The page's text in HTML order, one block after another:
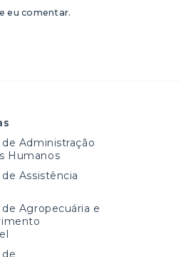
eu comentar.
Administração
Humanos
Assistência
Agropecuária e